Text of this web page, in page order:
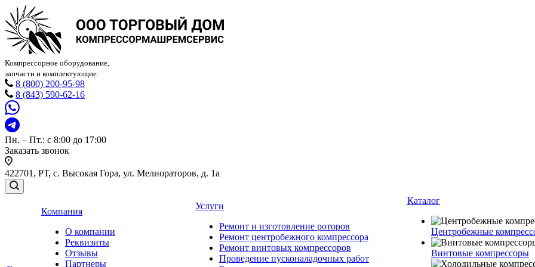
Компрессорное оборудование,
запчасти и комплектующие.
8 (800) 200-95-98
8 (843) 590-62-16
Пн. – Пт.: с 8:00 до 17:00
Заказать звонок
422701, РТ, с. Высокая Гора, ул. Мелиораторов, д. 1а
Компания
О компании
Реквизиты
Отзывы
Партнеры
Услуги
Ремонт и изготовление роторов
Ремонт центробежного компрессора
Ремонт винтовых компрессоров
Проведение пусконаладочных работ
Каталог
Центробежные
Винтовые компрессоры